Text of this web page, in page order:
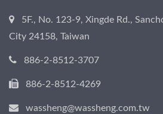
5F., No. 123-9, Xingde Rd.,
City 24158, Taiwan
886-2-8512-3707
886-2-8512-4269
wassheng@wassheng.com.tw